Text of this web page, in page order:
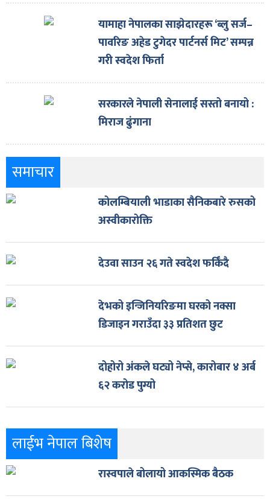
यामाहा नेपालका साझेदारहरू ‘ब्लु सर्ज–
पावरिङ अहेड टुगेदर पार्टनर्स मिट’ सम्पन्न
गरी स्वदेश फिर्ता
सरकारले नेपाली सेनालाई सस्तो बनायो :
मिराज ढुंगाना
समाचार
कोलम्बियाली भाडाका सैनिकबारे रुसको
अस्वीकारोक्ति
देउवा साउन २६ गते स्वदेश फर्किँदै
देभको इन्जिनियरिङमा घरको नक्सा
डिजाइन गराउँदा ३३ प्रतिशत छुट
दोहोरो अंकले घट्यो नेप्से, कारोबार ४ अर्ब
६२ करोड पुग्यो
लाईभ नेपाल बिशेष
रास्वपाले बोलायो आकस्मिक बैठक